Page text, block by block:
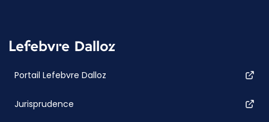
Portail Lefebvre Dalloz
Jurisprudence